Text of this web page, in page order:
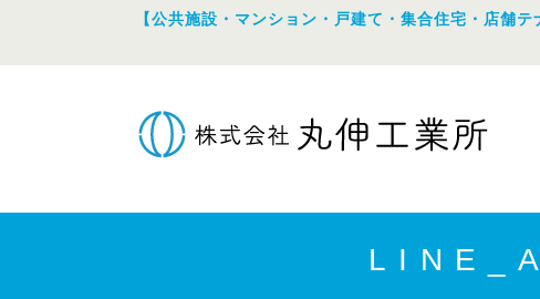
【公共施設・マンション・戸建て・集合住宅・店舗